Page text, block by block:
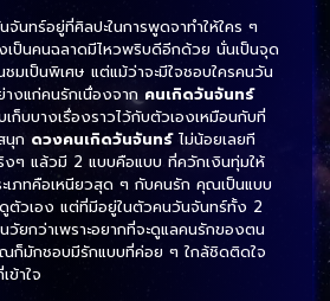
นทร์อยู่ที่ศิลปะในการพูดจาทำให้ใคร ๆ
เป็นคนฉลาดมีไหวพริบดีอีกด้วย นั่นเป็นจุด
มเป็นพิเศษ แต่แม้ว่าจะมีใจชอบใครคนวัน
างแก่คนรักเนื่องจาก คนเกิดวันจันทร์
ก็บบางเรื่องราวไว้กับตัวเองเหมือนกับที่
นุก ดวงคนเกิดวันจันทร์ไม่น้อยเลยที
งๆ แล้วมี 2 แบบคือแบบ ที่ควักเงินทุ่มให้
เภทคือเหนียวสุด ๆ กับคนรัก คุณเป็นแบบ
ตัวเอง แต่ที่มีอยู่ในตัวคนวันจันทร์ทั้ง 2
ยกว่าเพราะอยากที่จะดูแลคนรักของตน
ก็มักชอบมีรักแบบที่ค่อย ๆ ใกล้ชิดติดใจ
ข้าใจ